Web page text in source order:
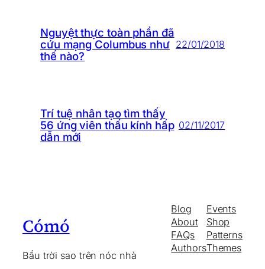
Nguyệt thực toàn phần đã
cứu mạng Columbus như
thế nào?
22/01/2018
Trí tuệ nhân tạo tìm thấy
56 ứng viên thấu kính hấp
dẫn mới
02/11/2017
Cómó
Bầu trời sao trên nóc nhà
Blog
About
FAQs
Authors
Events
Shop
Patterns
Themes